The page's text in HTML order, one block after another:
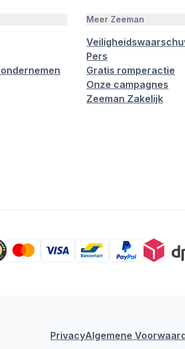
Meer Zeeman
Pers
Gratis romperactie
Onze campagnes
Zeeman Zakelijk
PrivacyAlgemene